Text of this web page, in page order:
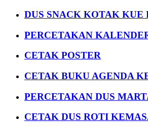
DUS SNACK KOTAK KUE
PERCETAKAN
CETAK POSTER
CETAK BUKU AGENDA
PERCETAKAN DUS
CETAK DUS ROTI